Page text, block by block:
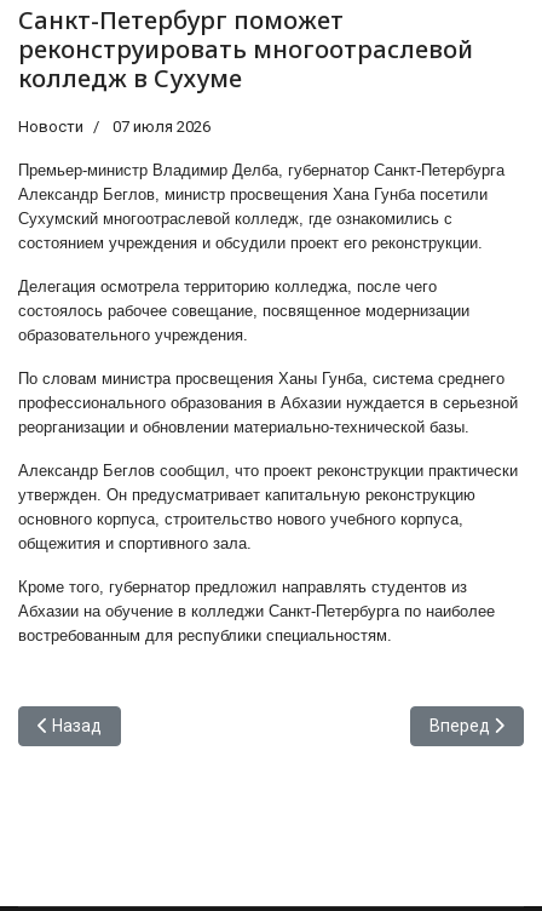
Санкт-Петербург поможет
реконструировать многоотраслевой
колледж в Сухуме
Новости 07 июля 2026
Премьер-министр Владимир Делба, губернатор Санкт-Петербурга
Александр Беглов, министр просвещения Хана Гунба посетили
Сухумский многоотраслевой колледж, где ознакомились с
состоянием учреждения и обсудили проект его реконструкции.
Делегация осмотрела территорию колледжа, после чего
состоялось рабочее совещание, посвященное модернизации
образовательного учреждения.
По словам министра просвещения Ханы Гунба, система среднего
профессионального образования в Абхазии нуждается в серьезной
реорганизации и обновлении материально-технической базы.
Александр Беглов сообщил, что проект реконструкции практически
утвержден. Он предусматривает капитальную реконструкцию
основного корпуса, строительство нового учебного корпуса,
общежития и спортивного зала.
Кроме того, губернатор предложил направлять студентов из
Абхазии на обучение в колледжи Санкт-Петербурга по наиболее
востребованным для республики специальностям.
Предыдущий: Губернатор Санкт-Петербурга подарил
Назад Следующий:
Вперед